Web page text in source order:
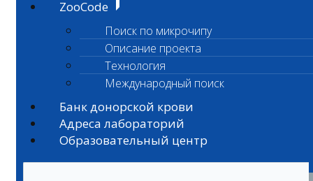
ZooCode
Поиск по микрочипу
Описание проекта
Технология
Международный поиск
Банк донорской крови
Адреса лабораторий
Образовательный центр